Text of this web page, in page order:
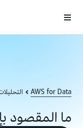
AWS for Data
ما المقصود